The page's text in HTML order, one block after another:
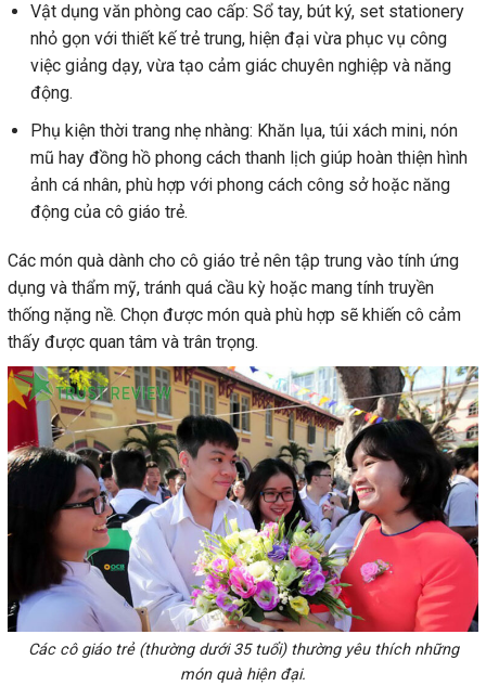
Vật dụng văn phòng cao cấp: Sổ tay, bút ký, set stationery
nhỏ gọn với thiết kế trẻ trung, hiện đại vừa phục vụ công
việc giảng dạy, vừa tạo cảm giác chuyên nghiệp và năng
động.
Phụ kiện thời trang nhẹ nhàng: Khăn lụa, túi xách mini, nón
mũ hay đồng hồ phong cách thanh lịch giúp hoàn thiện hình
ảnh cá nhân, phù hợp với phong cách công sở hoặc năng
động của cô giáo trẻ.
Các món quà dành cho cô giáo trẻ nên tập trung vào tính ứng
dụng và thẩm mỹ, tránh quá cầu kỳ hoặc mang tính truyền
thống nặng nề. Chọn được món quà phù hợp sẽ khiến cô cảm
thấy được quan tâm và trân trọng.
Các cô giáo trẻ (thường dưới 35 tuổi) thường yêu thích những
món quà hiện đại.